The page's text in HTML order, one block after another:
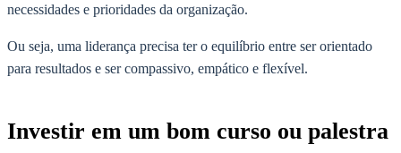
necessidades e prioridades da organização.
Ou seja, uma liderança precisa ter o equilíbrio entre ser orientado
para resultados e ser compassivo, empático e flexível.
Investir em um bom curso ou palestra